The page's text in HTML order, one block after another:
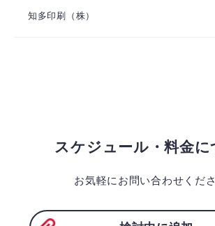
知多印刷（株）
スケジュール・料金に
お気軽にお問い合わせくださ